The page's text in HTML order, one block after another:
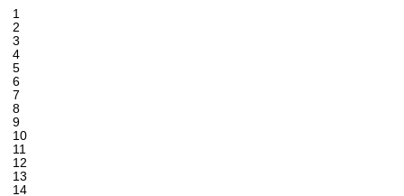
1
2
3
4
5
6
7
8
9
10
11
12
13
14